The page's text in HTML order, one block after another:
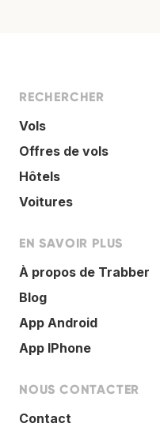
RECHERCHER
Vols
Offres de vols
Hôtels
Voitures
EN SAVOIR PLUS
À propos de Trabber
Blog
App Android
App IPhone
NOUS CONTACTER
Contact